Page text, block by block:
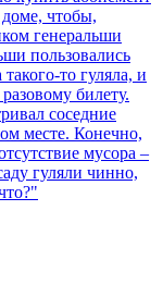
чтобы,
генеральши
пользовались
то гуляла, и
билету.
соседние
месте. Конечно,
мусора –
гуляли чинно,